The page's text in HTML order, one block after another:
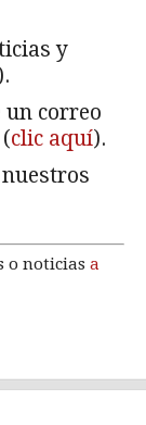
y
un correo
clic aquí).
o noticias a